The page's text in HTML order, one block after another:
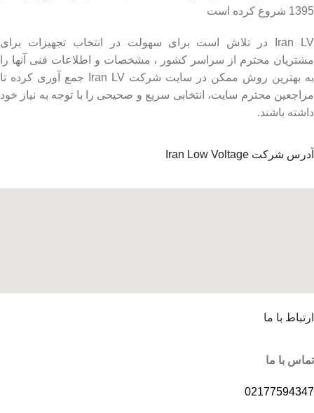
1395 شروع کرده است
Iran LV در تلاش است برای سهولت در انتخاب تجهیزات برای
مشتریان محترم از سراسر کشور ، مشخصات و اطلاعات فنی آنها را
به بهترین روش ممکن در سایت شرکت Iran LV جمع آوری کرده تا
مراجعین محترم سایت، انتخابی سریع و صحیحی را با توجه به نیاز خود
داشته باشند.
آدرس شرکت Iran Low Voltage
ارتباط با ما
تماس با ما
02177594347